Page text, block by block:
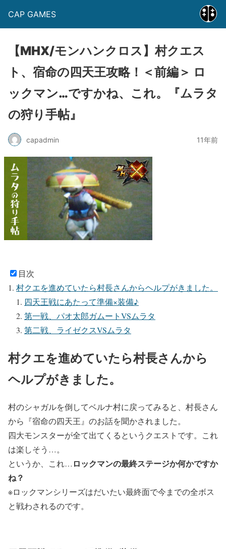
CAP GAMES
【MHX/モンハンクロス】村クエス
ト、宿命の四天王攻略！＜前編＞ ロ
ックマン…ですかね、これ。『ムラタ
の狩り手帖』
capadmin 11年前
目次
村クエを進めていたら村長さんからヘルプがきました。
四天王戦にあたって準備×装備♪
第一戦、パオ太郎ガムートVSムラタ
第二戦、ライゼクスVSムラタ
村クエを進めていたら村長さんから
ヘルプがきました。
村のシャガルを倒してベルナ村に戻ってみると、村長さん
から『宿命の四天王』のお話を聞かされました。
四大モンスターが全て出てくるというクエストです。これ
は楽しそう…。
というか、これ… ロックマンの最終ステージか何かですか
ね？
※ロックマンシリーズはだいたい最終面で今までの全ボス
と戦わされるのです。